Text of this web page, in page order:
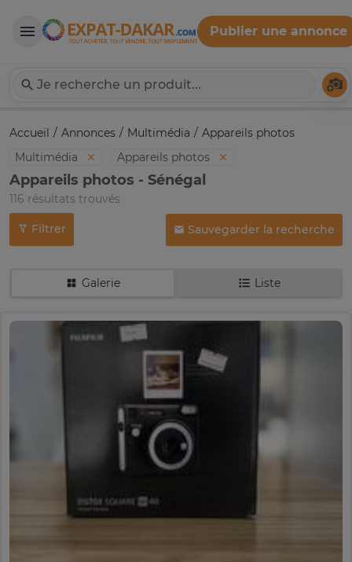
Expat-Dakar
Publier une annonce
Accueil Annonces Multimédia
Appareils photos
Multimédia
Appareils photos
Appareils photos - Sénégal
116 résultats trouvés
Filtrer Sauvegarder la recherche
Galerie Liste